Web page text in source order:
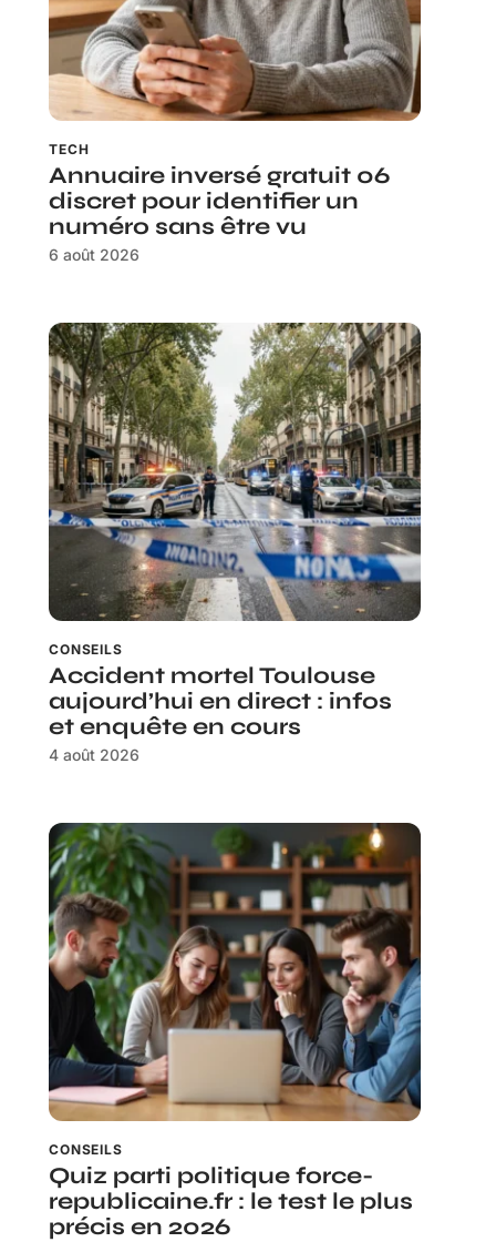
TECH
Annuaire inversé gratuit 06
discret pour identifier un
numéro sans être vu
6 août 2026
CONSEILS
Accident mortel Toulouse
aujourd’hui en direct : infos
et enquête en cours
4 août 2026
CONSEILS
Quiz parti politique force-
republicaine.fr : le test le plus
précis en 2026